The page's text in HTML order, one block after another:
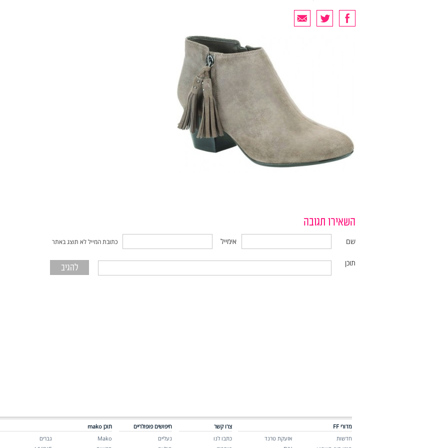
השאירו תגובה
שם אימייל כתובת המייל לא תוצג באתר
תוכן
מדורי FF
חדשות
אזעקת טרנד
צרו קשר
כתבו לנו
חיפושים פופולריים
נעליים
תוכן mako
Mako
גברים